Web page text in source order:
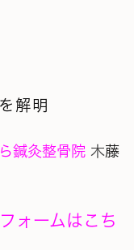
解明
鍼灸整骨院 木藤
ォームはこち